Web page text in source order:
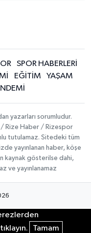
SPOR HABERLERİ
EĞİTİM
YAŞAM
yazarları sorumludur.
/ Rize Haber / Rizespor
tutulamaz. Sitedeki tüm
yayınlanan haber, köşe
kaynak gösterilse dahi,
ve yayınlanamaz
Tamam